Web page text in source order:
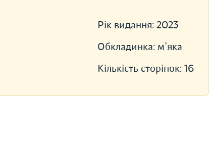
Рік видання: 2023
Обкладинка: м'яка
Кількість сторінок: 16